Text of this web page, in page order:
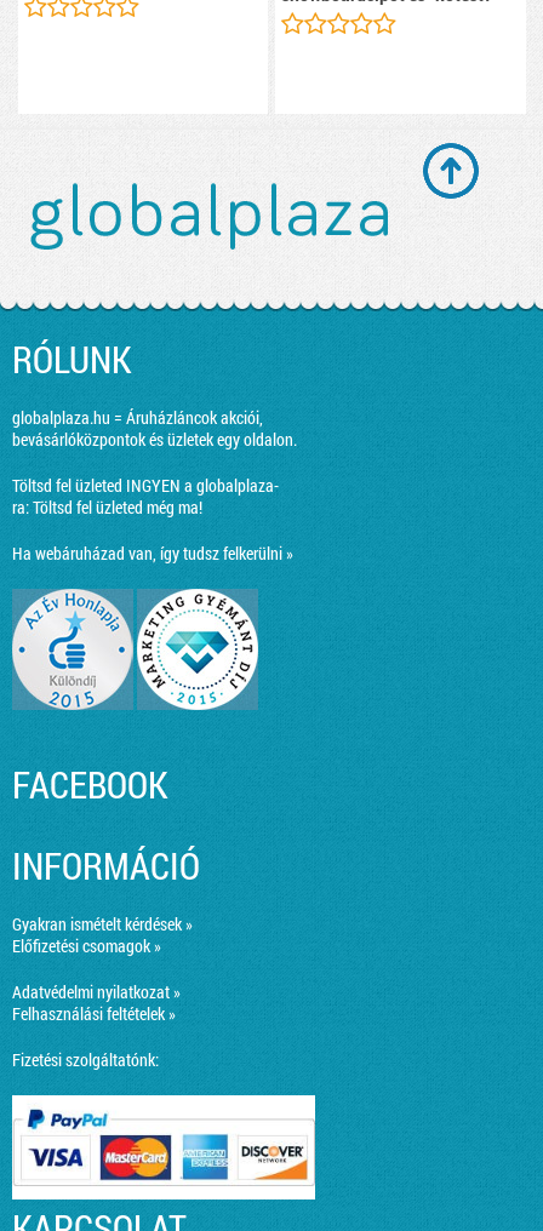
RÓLUNK
globalplaza.hu = Áruházláncok akciói,
bevásárlóközpontok és üzletek egy oldalon.
Töltsd fel üzleted INGYEN a globalplaza-
ra:Töltsd fel üzleted még ma!
Ha webáruházad van, így tudsz felkerülni »
FACEBOOK
INFORMÁCIÓ
Gyakran ismételt kérdések »
Előfizetési csomagok »
Adatvédelmi nyilatkozat »
Felhasználási feltételek »
Fizetési szolgáltatónk: